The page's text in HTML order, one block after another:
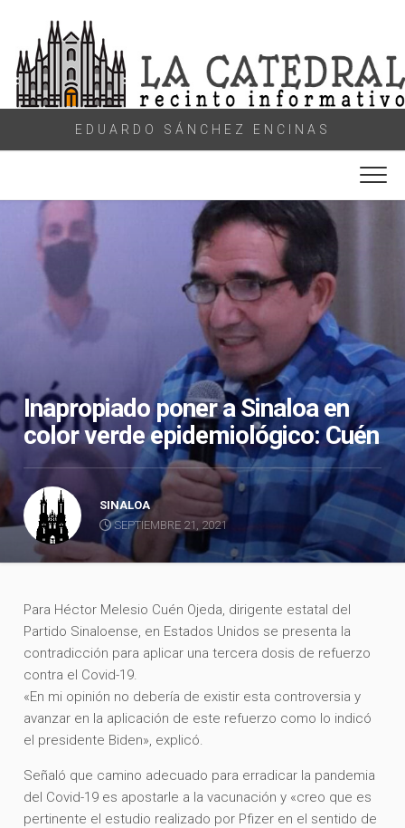
content
EDUARDO SÁNCHEZ ENCINAS
Inapropiado poner a Sinaloa en
color verde epidemiológico: Cuén
SINALOA
SEPTIEMBRE 21, 2021
Para Héctor Melesio Cuén Ojeda, dirigente estatal del
Partido Sinaloense, en Estados Unidos se presenta la
contradicción para aplicar una tercera dosis de refuerzo
contra el Covid-19.
«En mi opinión no debería de existir esta controversia y
avanzar en la aplicación de este refuerzo como lo indicó
el presidente Biden», explicó.
Señaló que camino adecuado para erradicar la pandemia
del Covid-19 es apostarle a la vacunación y «creo que es
pertinente el estudio realizado por Pfizer en el sentido de